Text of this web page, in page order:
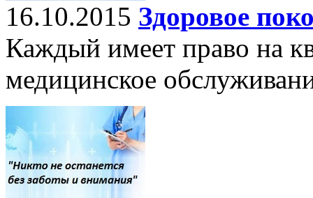
16.10.2015 Здоровое
Каждый имеет право на
медицинское